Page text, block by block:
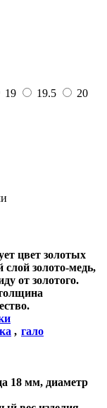
19 19.5
20
цвет золотых
золото-медь,
от золотого.
, гало
18 мм, диаметр